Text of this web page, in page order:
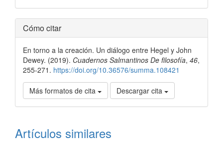
Detalles
del
artículo
Cómo citar
En torno a la creación. Un diálogo entre Hegel y John
Dewey. (2019). Cuadernos Salmantinos De filosofía, 46,
255-271. https://doi.org/10.36576/summa.108421
Más formatos de cita Descargar cita
Artículos similares